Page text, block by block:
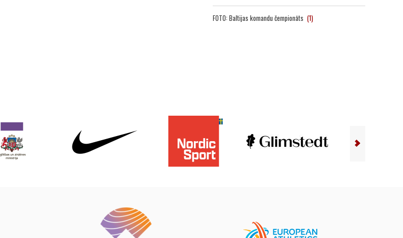
FOTO: Baltijas komandu čempionāts (1)